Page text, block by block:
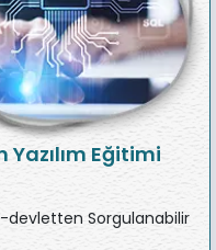
Yazılım Eğitimi
devletten Sorgulanabilir